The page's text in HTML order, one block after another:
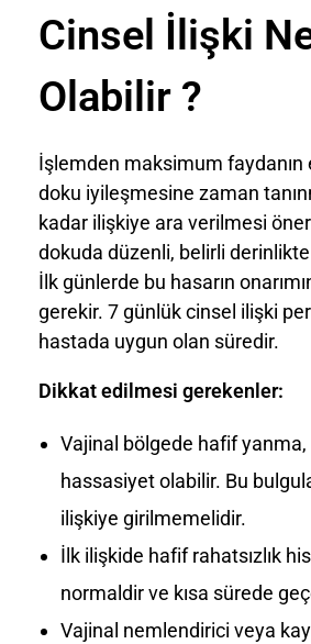
Cinsel İlişki
Olabilir ?
İşlemden maksimum faydanın
doku iyileşmesine zaman
kadar ilişkiye ara verilmesi
dokuda düzenli, belirli
İlk günlerde bu hasarın
gerekir. 7 günlük cinsel ilişki
hastada uygun olan süredir.
Dikkat edilmesi gerekenler:
Vajinal bölgede hafif yanma,
hassasiyet olabilir. Bu
ilişkiye girilmemelidir.
İlk ilişkide hafif rahatsızlık
normaldir ve kısa sürede
Vajinal nemlendirici veya